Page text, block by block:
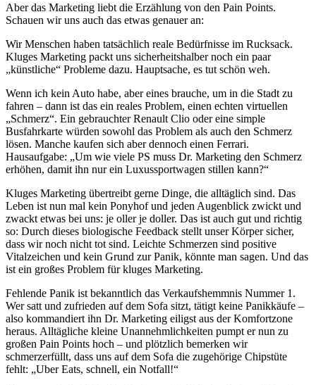
Aber das Marketing liebt die Erzählung von den Pain Points.
Schauen wir uns auch das etwas genauer an:
Wir Menschen haben tatsächlich reale Bedürfnisse im Rucksack.
Kluges Marketing packt uns sicherheitshalber noch ein paar
„künstliche“ Probleme dazu. Hauptsache, es tut schön weh.
Wenn ich kein Auto habe, aber eines brauche, um in die Stadt zu
fahren – dann ist das ein reales Problem, einen echten virtuellen
„Schmerz“. Ein gebrauchter Renault Clio oder eine simple
Busfahrkarte würden sowohl das Problem als auch den Schmerz
lösen. Manche kaufen sich aber dennoch einen Ferrari.
Hausaufgabe: „Um wie viele PS muss Dr. Marketing den Schmerz
erhöhen, damit ihn nur ein Luxussportwagen stillen kann?“
Kluges Marketing übertreibt gerne Dinge, die alltäglich sind. Das
Leben ist nun mal kein Ponyhof und jeden Augenblick zwickt und
zwackt etwas bei uns: je oller je doller. Das ist auch gut und richtig
so: Durch dieses biologische Feedback stellt unser Körper sicher,
dass wir noch nicht tot sind. Leichte Schmerzen sind positive
Vitalzeichen und kein Grund zur Panik, könnte man sagen. Und das
ist ein großes Problem für kluges Marketing.
Fehlende Panik ist bekanntlich das Verkaufshemmnis Nummer 1.
Wer satt und zufrieden auf dem Sofa sitzt, tätigt keine Panikkäufe –
also kommandiert ihn Dr. Marketing eiligst aus der Komfortzone
heraus. Alltägliche kleine Unannehmlichkeiten pumpt er nun zu
großen Pain Points hoch – und plötzlich bemerken wir
schmerzerfüllt, dass uns auf dem Sofa die zugehörige Chipstüte
fehlt: „Uber Eats, schnell, ein Notfall!“